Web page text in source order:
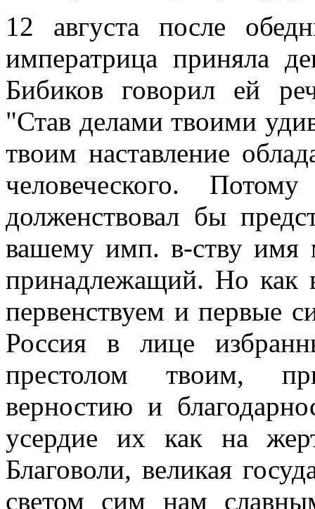
12 августа после
императрица приняла
Бибиков говорил ей
"Став делами твоими
твоим наставление
человеческого.
долженствовал бы
вашему имп. в-ству имя
принадлежащий. Но как
первенствуем и первые
Россия в лице
престолом твоим,
верностию и
усердие их как на
Благоволи, великая
светом сим нам